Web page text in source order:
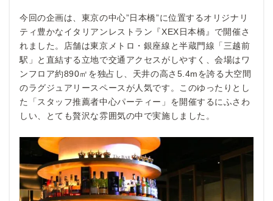
今回の企画は、東京の中心”日本橋”に位置するオリジナリ
ティ豊かなイタリアンレストラン『XEX日本橋』で開催さ
れました。店舗は東京メトロ・銀座線と半蔵門線「三越前
駅」と直結する立地で交通アクセスがしやすく、会場はワ
ンフロア約890㎡を独占し、天井の高さ5.4mを誇る大空間
のラグジュアリースペースが人気です。このゆったりとし
た「スタッフ推薦者中心パーティー」を開催するにふさわ
しい、とても贅沢な雰囲気の中で実施しました。